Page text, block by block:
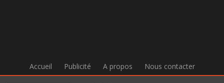
Accueil Publicité A propos Nous contacter